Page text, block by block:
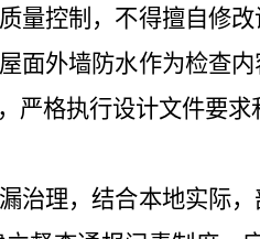
量控制，不得擅自修
面外墙防水作为检查
严格执行设计文件要求
治理，结合本地实际